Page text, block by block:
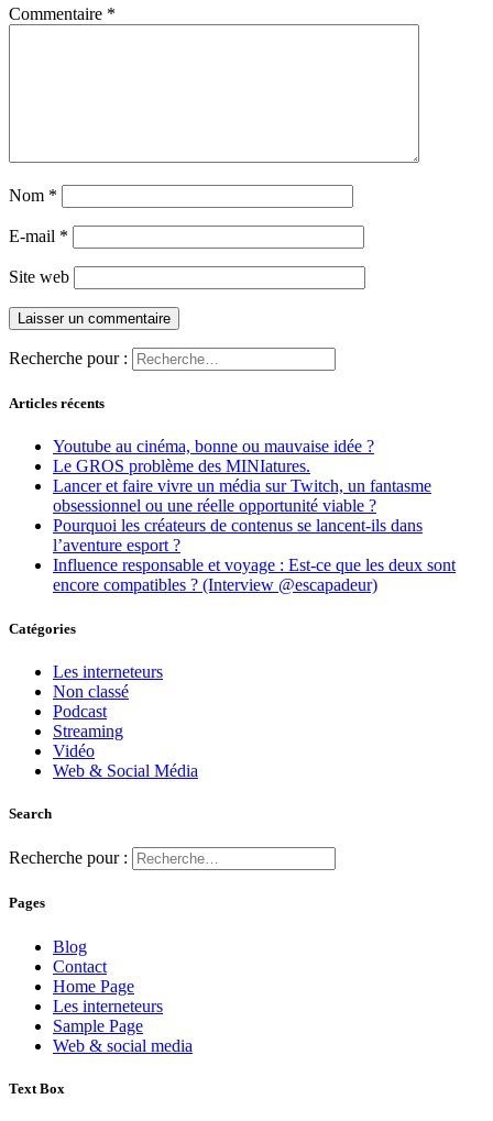
Commentaire *
Nom *
E-mail *
Site web
Recherche pour :
Articles récents
Youtube au cinéma, bonne ou mauvaise idée ?
Le GROS problème des MINIatures.
Lancer et faire vivre un média sur Twitch, un fantasme
obsessionnel ou une réelle opportunité viable ?
Pourquoi les créateurs de contenus se lancent-ils dans
l’aventure esport ?
Influence responsable et voyage : Est-ce que les deux sont
encore compatibles ? (Interview @escapadeur)
Catégories
Les interneteurs
Non classé
Podcast
Streaming
Vidéo
Web & Social Média
Search
Recherche pour :
Pages
Blog
Contact
Home Page
Les interneteurs
Sample Page
Web & social media
Text Box